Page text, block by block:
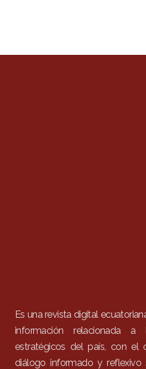
Es una revista digital
información relacionada
estratégicos del país, con el
diálogo informado y